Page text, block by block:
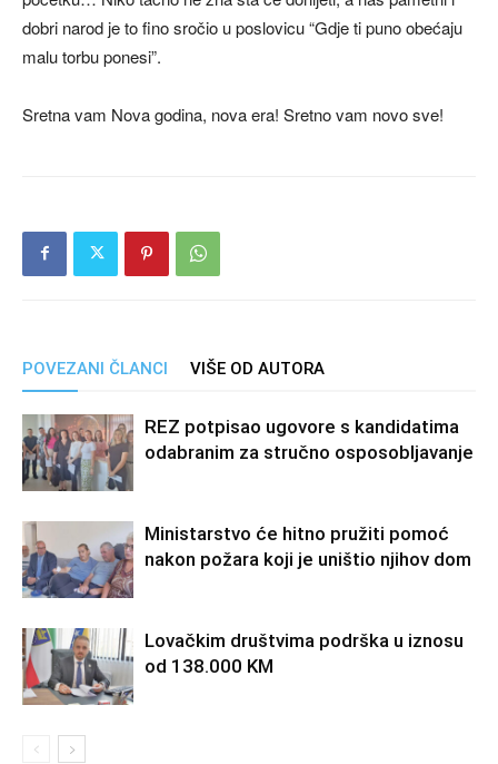
dobri narod je to fino sročio u poslovicu “Gdje ti puno obećaju
malu torbu ponesi”.
Sretna vam Nova godina, nova era! Sretno vam novo sve!
POVEZANI ČLANCI VIŠE OD AUTORA
REZ potpisao ugovore s kandidatima
odabranim za stručno osposobljavanje
Ministarstvo će hitno pružiti pomoć
nakon požara koji je uništio njihov dom
Lovačkim društvima podrška u iznosu
od 138.000 KM